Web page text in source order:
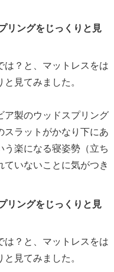
リングをじっくりと見
は？と、マットレスをは
見てみました。
ア製のウッドスプリング
スラットがかなり下にあ
う楽になる寝姿勢（立ち
いないことに気がつき
リングをじっくりと見
は？と、マットレスをは
見てみました。